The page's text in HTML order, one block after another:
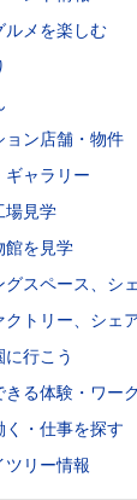
ルメを楽しむ
ョン店舗・物件
ギャラリー
場見学
館を見学
グスペース、シ
クトリー、シェ
に行こう
きる体験・ワー
く・仕事を探す
ツリー情報